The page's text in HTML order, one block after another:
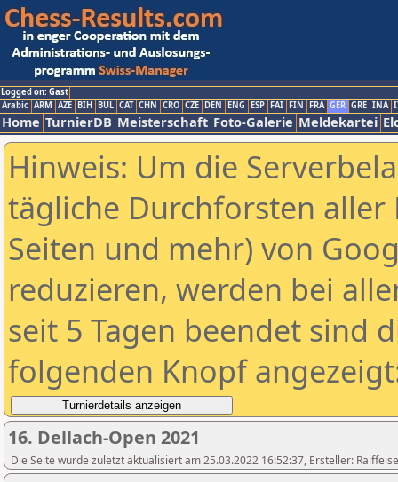
Logged on: Gast
Arabic ARM AZE BIH BUL CAT CHN CRO CZE DEN ENG ESP FAI FIN FRA GER GRE INA
Home TurnierDB Meisterschaft Foto-Galerie Meldekartei
Hinweis: Um die
tägliche Durchforsten aller
Seiten und mehr) von
reduzieren, werden bei
seit 5 Tagen beendet sind
folgenden Knopf
16. Dellach-Open 2021
Die Seite wurde zuletzt aktualisiert am 25.03.2022 16:52:37, Ersteller: